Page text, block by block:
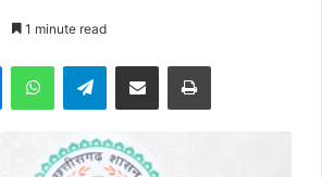
1 minute read
MessengerWhatsAppTelegramShare via Email Print